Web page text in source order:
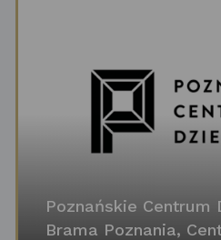
Poznańskie Centrum
Brama Poznania,